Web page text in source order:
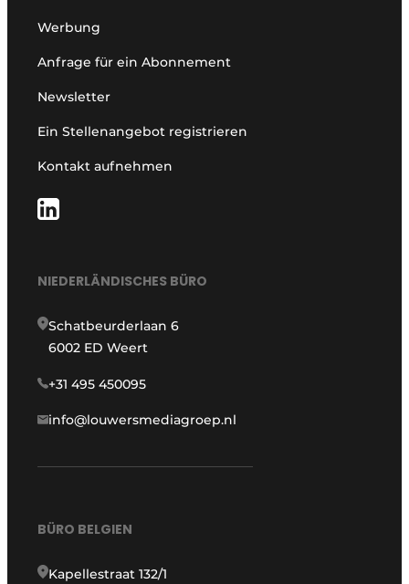
Werbung
Anfrage für ein Abonnement
Newsletter
Ein Stellenangebot registrieren
Kontakt aufnehmen
NIEDERLÄNDISCHES BÜRO
Schatbeurderlaan 6
6002 ED Weert
+31 495 450095
info@louwersmediagroep.nl
BÜRO BELGIEN
Kapellestraat 132/1